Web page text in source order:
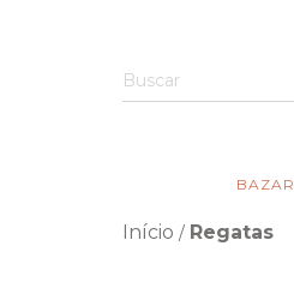
BAZAR
Início / Regatas